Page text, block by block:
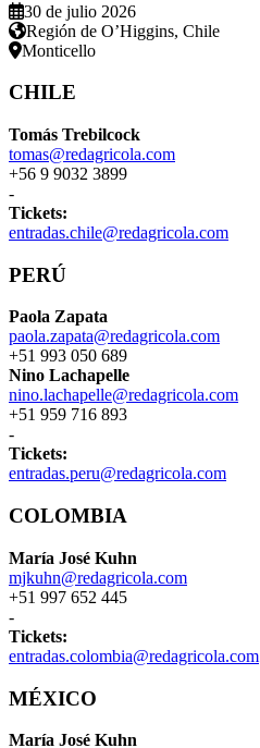
30 de julio 2026
Región de O’Higgins, Chile
Monticello
CHILE
Tomás Trebilcock
tomas@redagricola.com
+56 9 9032 3899
-
Tickets:
entradas.chile@redagricola.com
PERÚ
Paola Zapata
paola.zapata@redagricola.com
+51 993 050 689
Nino Lachapelle
nino.lachapelle@redagricola.com
+51 959 716 893
-
Tickets:
entradas.peru@redagricola.com
COLOMBIA
María José Kuhn
mjkuhn@redagricola.com
+51 997 652 445
-
Tickets:
entradas.colombia@redagricola.com
MÉXICO
María José Kuhn